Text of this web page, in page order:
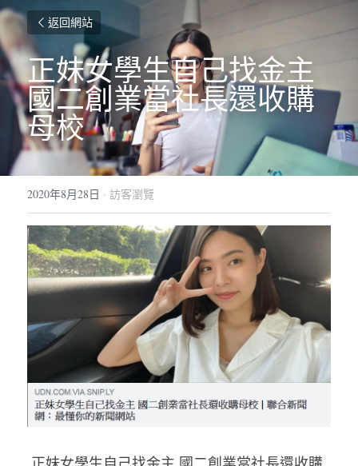
返回網站
正妹女學生自己找金主
國二創業當社長還收購
母校
2020年8月28日 · 訪客瀏覽